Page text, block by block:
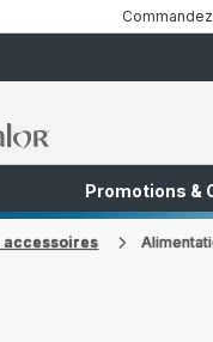
Accueil
Promotions &
accessoires